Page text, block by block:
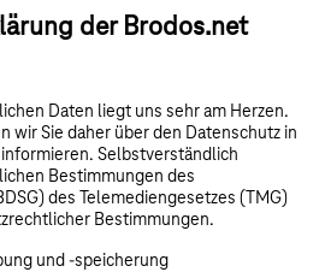
der Brodos.net
Daten liegt uns sehr am Herzen.
wir Sie daher über den Datenschutz in
Selbstverständlich
Bestimmungen des
des Telemediengesetzes (TMG)
Bestimmungen.
und -speicherung